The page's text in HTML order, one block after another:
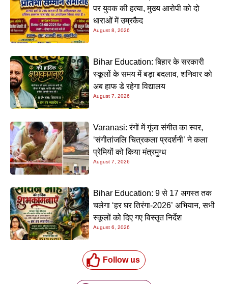
पर युवक की हत्या, मुख्य आरोपी को दो
धाराओं में उम्रकैद
August 8, 2026
Bihar Education: बिहार के सरकारी
स्कूलों के समय में बड़ा बदलाव, शनिवार को
अब हाफ डे रहेगा विद्यालय
August 7, 2026
Varanasi: रंगों में गूंजा संगीत का स्वर,
‘संगीतांजलि चित्रकला प्रदर्शनी’ ने कला
प्रेमियों को किया मंत्रमुग्ध
August 7, 2026
Bihar Education: 9 से 17 अगस्त तक
चलेगा ‘हर घर तिरंगा-2026’ अभियान, सभी
स्कूलों को दिए गए विस्तृत निर्देश
August 6, 2026
Follow us